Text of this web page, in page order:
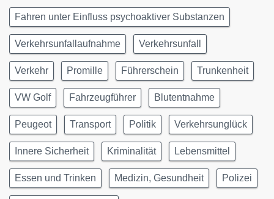
Fahren unter Einfluss psychoaktiver Substanzen
Verkehrsunfallaufnahme Verkehrsunfall
Verkehr Promille Führerschein Trunkenheit
VW Golf Fahrzeugführer Blutentnahme
Peugeot Transport Politik Verkehrsunglück
Innere Sicherheit Kriminalität Lebensmittel
Essen und Trinken Medizin, Gesundheit Polizei